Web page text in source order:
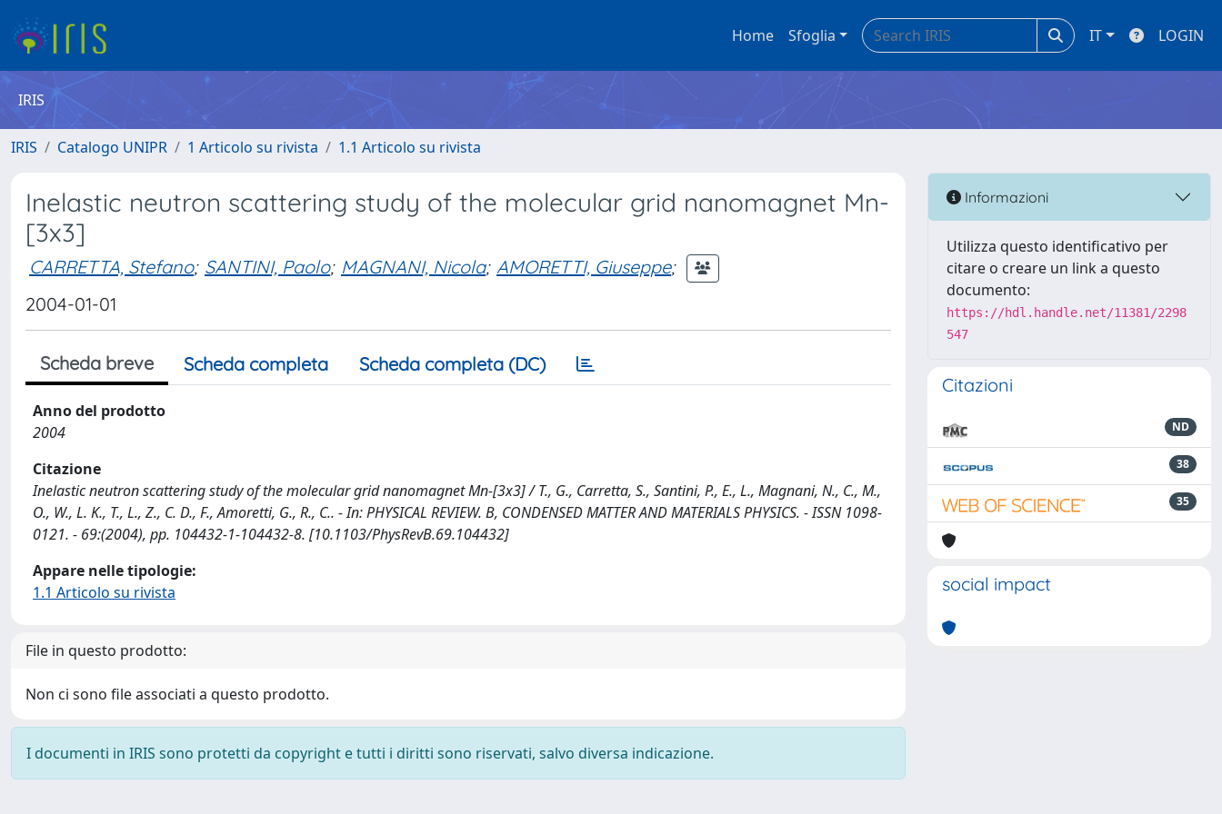
Home Sfoglia IT LOGIN
IRIS
IRIS Catalogo UNIPR 1 Articolo su rivista 1.1 Articolo su rivista
Inelastic neutron scattering study of the molecular grid nanomagnet Mn-
[3x3]
CARRETTA, Stefano; SANTINI, Paolo; MAGNANI, Nicola; AMORETTI, Giuseppe;
2004-01-01
Scheda breve Scheda completa Scheda completa (DC)
Anno del prodotto
2004
Citazione
Inelastic neutron scattering study of the molecular grid nanomagnet Mn-[3x3] / T., G., Carretta, S., Santini, P., E., L., Magnani, N., C., M.,
O., W., L. K., T., L., Z., C. D., F., Amoretti, G., R., C.. - In: PHYSICAL REVIEW. B, CONDENSED MATTER AND MATERIALS PHYSICS. - ISSN 1098-
0121. - 69:(2004), pp. 104432-1-104432-8. [10.1103/PhysRevB.69.104432]
Appare nelle tipologie:
1.1 Articolo su rivista
File in questo prodotto:
Non ci sono file associati a questo prodotto.
I documenti in IRIS sono protetti da copyright e tutti i diritti sono riservati, salvo diversa indicazione.
Informazioni
Utilizza questo identificativo per
citare o creare un link a questo
documento:
https://hdl.handle.net/11381/2298
547
Citazioni
ND
38
35
social impact